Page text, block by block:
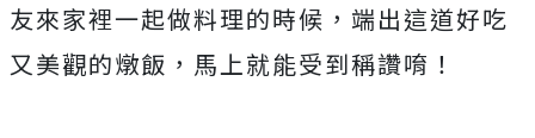
友來家裡一起做料理的時候，端出這道好吃
又美觀的燉飯，馬上就能受到稱讚唷！